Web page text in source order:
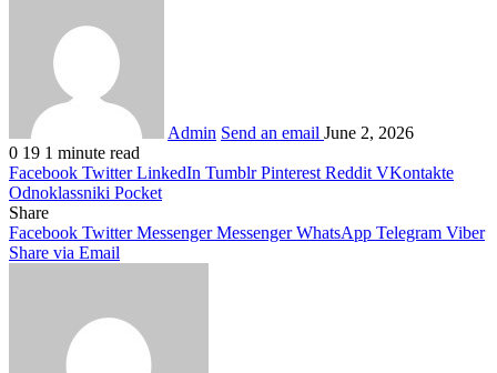
Admin Send an email June 2, 2026
0 19 1 minute read
Facebook Twitter LinkedIn Tumblr Pinterest Reddit VKontakte
Odnoklassniki Pocket
Share
Facebook Twitter Messenger Messenger WhatsApp Telegram Viber
Share via Email